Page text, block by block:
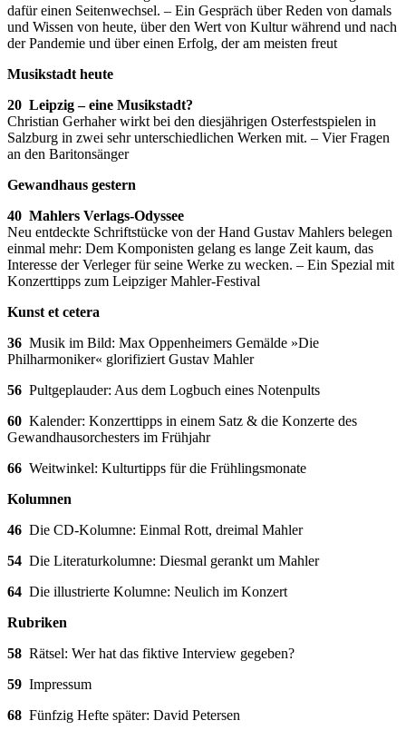
dafür einen Seitenwechsel. – Ein Gespräch über Reden von damals
und Wissen von heute, über den Wert von Kultur während und nach
der Pandemie und über einen Erfolg, der am meisten freut
Musikstadt heute
20 Leipzig – eine Musikstadt?
Christian Gerhaher wirkt bei den diesjährigen Osterfestspielen in
Salzburg in zwei sehr unterschiedlichen Werken mit. – Vier Fragen
an den Baritonsänger
Gewandhaus gestern
40 Mahlers Verlags-Odyssee
Neu entdeckte Schriftstücke von der Hand Gustav Mahlers belegen
einmal mehr: Dem Komponisten gelang es lange Zeit kaum, das
Interesse der Verleger für seine Werke zu wecken. – Ein Spezial mit
Konzerttipps zum Leipziger Mahler-Festival
Kunst et cetera
36 Musik im Bild: Max Oppenheimers Gemälde »Die
Philharmoniker« glorifiziert Gustav Mahler
56 Pultgeplauder: Aus dem Logbuch eines Notenpults
60 Kalender: Konzerttipps in einem Satz & die Konzerte des
Gewandhausorchesters im Frühjahr
66 Weitwinkel: Kulturtipps für die Frühlingsmonate
Kolumnen
46 Die CD-Kolumne: Einmal Rott, dreimal Mahler
54 Die Literaturkolumne: Diesmal gerankt um Mahler
64 Die illustrierte Kolumne: Neulich im Konzert
Rubriken
58 Rätsel: Wer hat das fiktive Interview gegeben?
59 Impressum
68 Fünfzig Hefte später: David Petersen